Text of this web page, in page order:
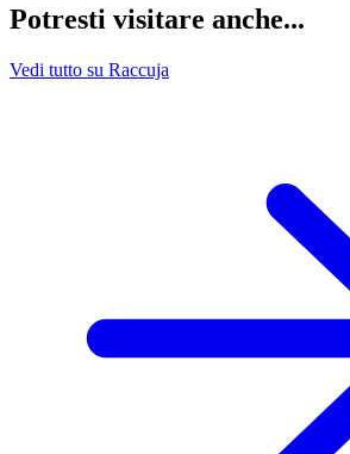
Potresti visitare anche...
Vedi tutto su Raccuja